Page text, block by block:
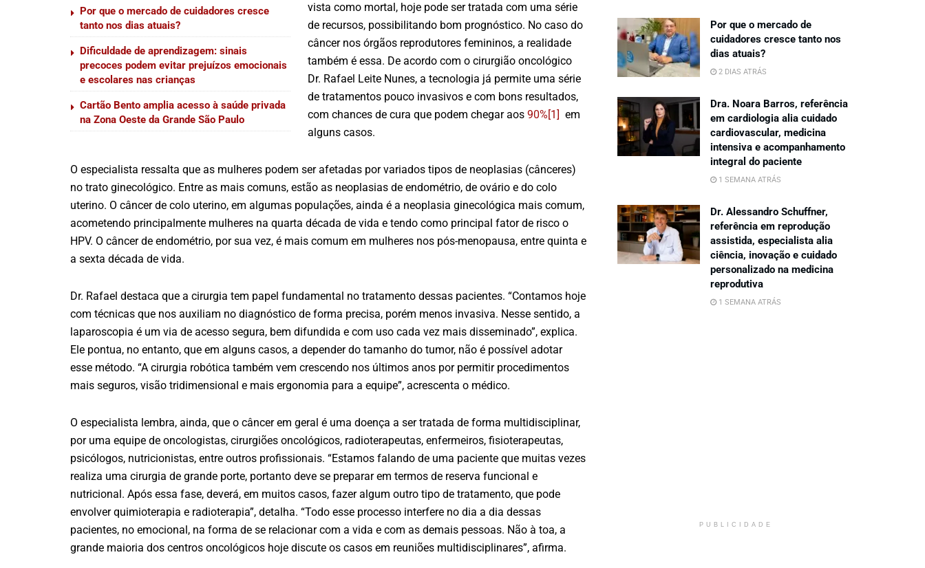
Por que o mercado de cuidadores cresce
tanto nos dias atuais?
Dificuldade de aprendizagem: sinais
precoces podem evitar prejuízos emocionais
e escolares nas crianças
Cartão Bento amplia acesso à saúde privada
na Zona Oeste da Grande São Paulo
vista como mortal, hoje pode ser tratada com uma série
de recursos, possibilitando bom prognóstico. No caso do
câncer nos órgãos reprodutores femininos, a realidade
também é essa. De acordo com o cirurgião oncológico
Dr. Rafael Leite Nunes, a tecnologia já permite uma série
de tratamentos pouco invasivos e com bons resultados,
com chances de cura que podem chegar aos 90%[1] em
alguns casos.
O especialista ressalta que as mulheres podem ser afetadas por variados tipos de neoplasias (cânceres)
no trato ginecológico. Entre as mais comuns, estão as neoplasias de endométrio, de ovário e do colo
uterino. O câncer de colo uterino, em algumas populações, ainda é a neoplasia ginecológica mais comum,
acometendo principalmente mulheres na quarta década de vida e tendo como principal fator de risco o
HPV. O câncer de endométrio, por sua vez, é mais comum em mulheres nos pós-menopausa, entre quinta e
a sexta década de vida.
Dr. Rafael destaca que a cirurgia tem papel fundamental no tratamento dessas pacientes. “Contamos hoje
com técnicas que nos auxiliam no diagnóstico de forma precisa, porém menos invasiva. Nesse sentido, a
laparoscopia é um via de acesso segura, bem difundida e com uso cada vez mais disseminado”, explica.
Ele pontua, no entanto, que em alguns casos, a depender do tamanho do tumor, não é possível adotar
esse método. “A cirurgia robótica também vem crescendo nos últimos anos por permitir procedimentos
mais seguros, visão tridimensional e mais ergonomia para a equipe”, acrescenta o médico.
O especialista lembra, ainda, que o câncer em geral é uma doença a ser tratada de forma multidisciplinar,
por uma equipe de oncologistas, cirurgiões oncológicos, radioterapeutas, enfermeiros, fisioterapeutas,
psicólogos, nutricionistas, entre outros profissionais. “Estamos falando de uma paciente que muitas vezes
realiza uma cirurgia de grande porte, portanto deve se preparar em termos de reserva funcional e
nutricional. Após essa fase, deverá, em muitos casos, fazer algum outro tipo de tratamento, que pode
envolver quimioterapia e radioterapia”, detalha. “Todo esse processo interfere no dia a dia dessas
pacientes, no emocional, na forma de se relacionar com a vida e com as demais pessoas. Não à toa, a
grande maioria dos centros oncológicos hoje discute os casos em reuniões multidisciplinares”, afirma.
Por que o mercado de
cuidadores cresce tanto nos
dias atuais?
2 DIAS ATRÁS
Dra. Noara Barros, referência
em cardiologia alia cuidado
cardiovascular, medicina
intensiva e acompanhamento
integral do paciente
1 SEMANA ATRÁS
Dr. Alessandro Schuffner,
referência em reprodução
assistida, especialista alia
ciência, inovação e cuidado
personalizado na medicina
reprodutiva
1 SEMANA ATRÁS
PUBLICIDADE